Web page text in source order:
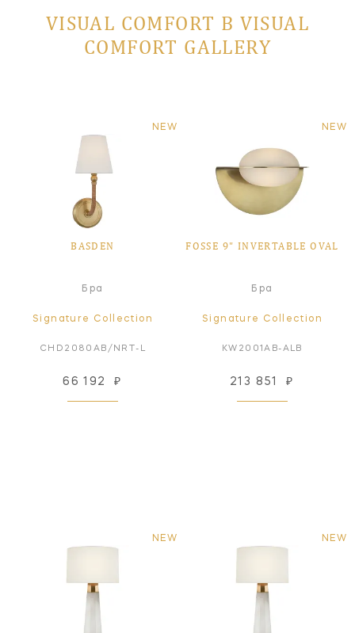
VISUAL COMFORT В VISUAL
COMFORT GALLERY
NEW
BASDEN
Бра
Signature Collection
CHD2080AB/NRT-L
66 192 ₽
NEW
FOSSE 9" INVERTABLE OVAL
Бра
Signature Collection
KW2001AB-ALB
213 851 ₽
NEW NEW